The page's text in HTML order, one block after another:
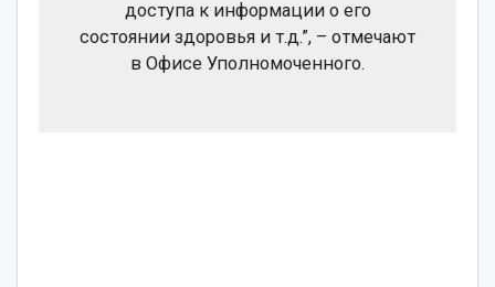
доступа к информации о его
состоянии здоровья и т.д.”, – отмечают
в Офисе Уполномоченного.